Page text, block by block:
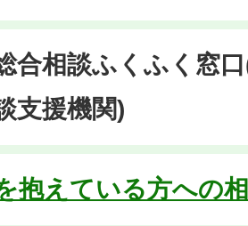
合相談ふくふく窓
支援機関)
抱えている方への